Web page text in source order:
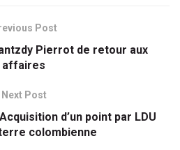
Post
Pierrot de retour aux
affaires
Next Post
d’un point par LDU
colombienne